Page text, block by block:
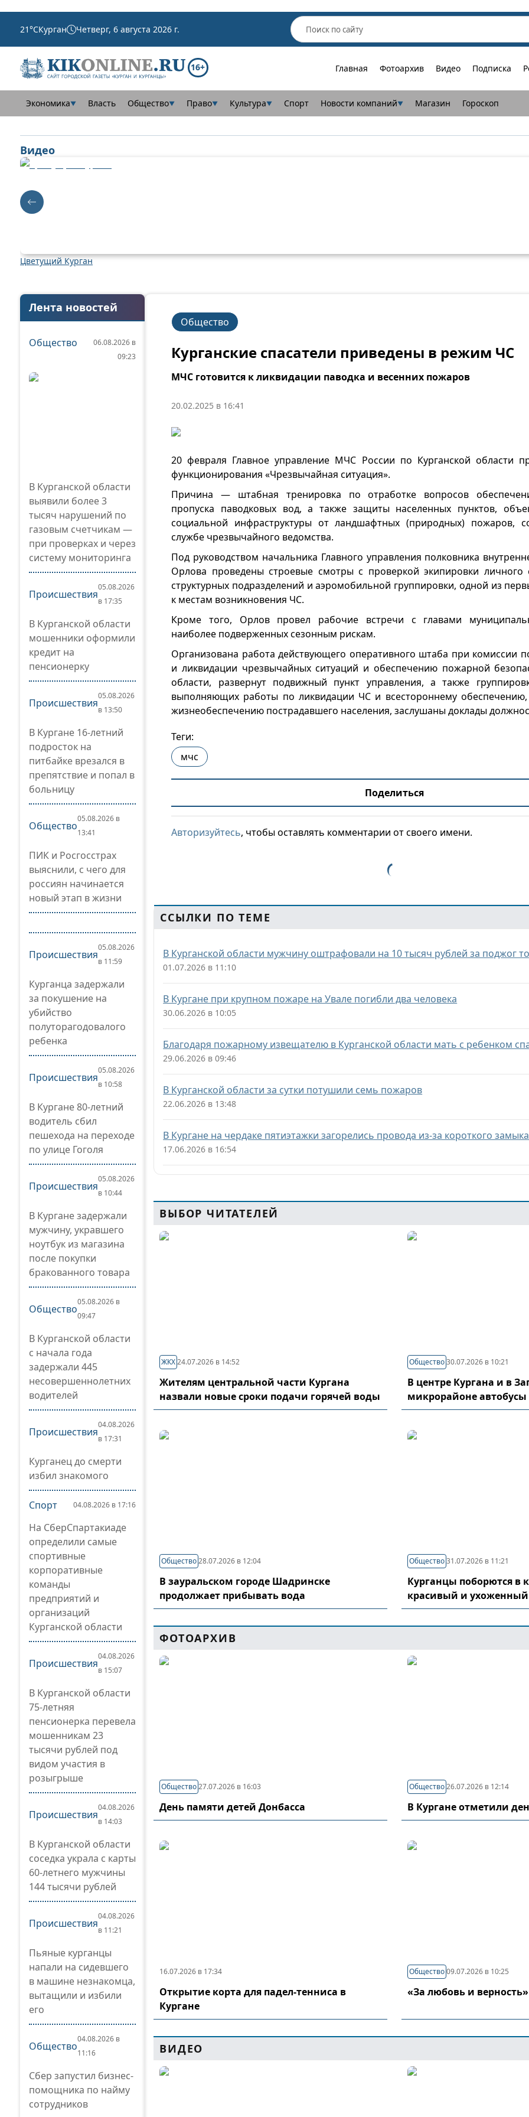
21°CКурган Четверг, 6 августа 2026 г.
16+ Главная Фотоархив Видео Подписка
Экономика▼ Власть Общество▼ Право▼ Культура▼ Спорт Новости компаний▼ Магазин Гороскоп
Видео
Цветущий Курган
Лента новостей
Общество
06.08.2026 в
09:23
В Курганской области
выявили более 3
тысяч нарушений по
газовым счетчикам —
при проверках и через
систему мониторинга
Происшествия
05.08.2026
в 17:35
В Курганской области
мошенники оформили
кредит на
пенсионерку
Происшествия
05.08.2026
в 13:50
В Кургане 16-летний
подросток на
питбайке врезался в
препятствие и попал в
больницу
Общество
05.08.2026 в
13:41
ПИК и Росгосстрах
выяснили, с чего для
россиян начинается
новый этап в жизни
Происшествия
05.08.2026
в 11:59
Курганца задержали
за покушение на
убийство
полуторагодовалого
ребенка
Происшествия
05.08.2026
в 10:58
В Кургане 80-летний
водитель сбил
пешехода на переходе
по улице Гоголя
Происшествия
05.08.2026
в 10:44
В Кургане задержали
мужчину, укравшего
ноутбук из магазина
после покупки
бракованного товара
Общество
05.08.2026 в
09:47
В Курганской области
с начала года
задержали 445
несовершеннолетних
водителей
Происшествия
04.08.2026
в 17:31
Курганец до смерти
избил знакомого
Спорт 04.08.2026 в 17:16
На СберСпартакиаде
определили самые
спортивные
корпоративные
команды
предприятий и
организаций
Курганской области
Происшествия
04.08.2026
в 15:07
В Курганской области
75-летняя
пенсионерка перевела
мошенникам 23
тысячи рублей под
видом участия в
розыгрыше
Происшествия
04.08.2026
в 14:03
В Курганской области
соседка украла с карты
60-летнего мужчины
144 тысячи рублей
Происшествия
04.08.2026
в 11:21
Пьяные курганцы
напали на сидевшего
в машине незнакомца,
вытащили и избили
его
Общество
04.08.2026 в
11:16
Сбер запустил бизнес-
помощника по найму
сотрудников
Общество
Курганские спасатели приведены в режим ЧС
МЧС готовится к ликвидации паводка и весенних пожаров
20.02.2025 в 16:41
20 февраля Главное управление МЧС России по Курганской области
функционирования «Чрезвычайная ситуация».
Причина — штабная тренировка по отработке вопросов
пропуска паводковых вод, а также защиты населенных пунктов,
социальной инфраструктуры от ландшафтных (природных) пожаров,
службе чрезвычайного ведомства.
Под руководством начальника Главного управления полковника
Орлова проведены строевые смотры с проверкой экипировки личного
структурных подразделений и аэромобильной группировки, одной из
к местам возникновения ЧС.
Кроме того, Орлов провел рабочие встречи с главами
наиболее подверженных сезонным рискам.
Организована работа действующего оперативного штаба при комиссии
и ликвидации чрезвычайных ситуаций и обеспечению пожарной
области, развернут подвижный пункт управления, а также
выполняющих работы по ликвидации ЧС и всестороннему
жизнеобеспечению пострадавшего населения, заслушаны доклады
Теги:
мчс
Поделиться
Авторизуйтесь, чтобы оставлять комментарии от своего имени.
ССЫЛКИ ПО ТЕМЕ
В Курганской области мужчину оштрафовали на 10 тысяч рублей за поджог
01.07.2026 в 11:10
В Кургане при крупном пожаре на Увале погибли два человека
30.06.2026 в 10:05
Благодаря пожарному извещателю в Курганской области мать с ребенком
29.06.2026 в 09:46
В Курганской области за сутки потушили семь пожаров
22.06.2026 в 13:48
В Кургане на чердаке пятиэтажки загорелись провода из-за короткого
17.06.2026 в 16:54
ВЫБОР ЧИТАТЕЛЕЙ
ЖКХ24.07.2026 в 14:52
Жителям центральной части Кургана
назвали новые сроки подачи горячей воды
Общество 30.07.2026 в 10:21
В центре Кургана и в
микрорайоне
Общество28.07.2026 в 12:04
В зауральском городе Шадринске
продолжает прибывать вода
Общество 31.07.2026 в 11:21
Курганцы поборются в
красивый и
ФОТОАРХИВ
Общество27.07.2026 в 16:03
День памяти детей Донбасса
Общество 26.07.2026 в 12:14
В Кургане отметили
16.07.2026 в 17:34
Открытие корта для падел-тенниса в
Кургане
Общество 09.07.2026 в 10:25
«За любовь и верность»
ВИДЕО